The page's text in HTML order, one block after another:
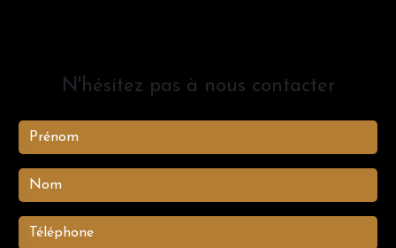
N'hésitez pas à nous contacter